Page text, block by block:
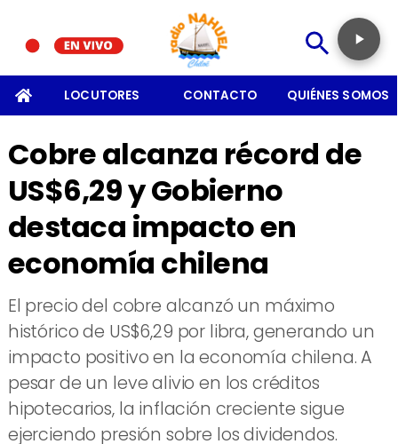
LOCUTORES CONTACTO QUIÉNES SOMOS
Cobre alcanza récord de
US$6,29 y Gobierno
destaca impacto en
economía chilena
El precio del cobre alcanzó un máximo
histórico de US$6,29 por libra, generando un
impacto positivo en la economía chilena. A
pesar de un leve alivio en los créditos
hipotecarios, la inflación creciente sigue
ejerciendo presión sobre los dividendos.